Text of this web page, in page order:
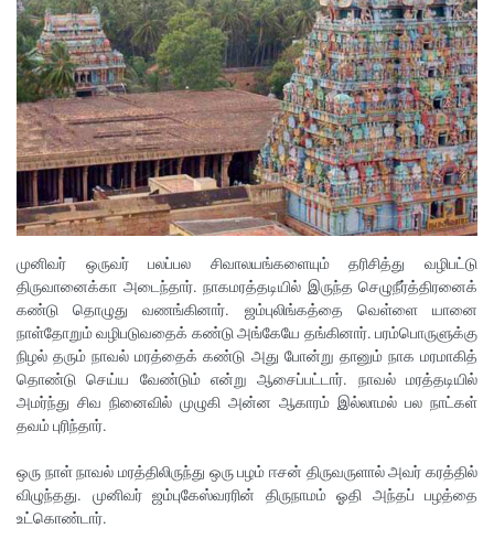
முனிவர் ஒருவர் பலப்பல சிவாலயங்களையும் தரிசித்து வழிபட்டு
திருவானைக்கா அடைந்தார். நாகமரத்தடியில் இருந்த செழுநீர்த்திரனைக்
கண்டு தொழுது வணங்கினார். ஜம்புலிங்கத்தை வெள்ளை யானை
நாள்தோறும் வழிபடுவதைக் கண்டு அங்கேயே தங்கினார். பரம்பொருளுக்கு
நிழல் தரும் நாவல் மரத்தைக் கண்டு அது போன்று தானும் நாக மரமாகித்
தொண்டு செய்ய வேண்டும் என்று ஆசைப்பட்டார். நாவல் மரத்தடியில்
அமர்ந்து சிவ நினைவில் முழுகி அன்ன ஆகாரம் இல்லாமல் பல நாட்கள்
தவம் புரிந்தார்.
ஒரு நாள் நாவல் மரத்திலிருந்து ஒரு பழம் ஈசன் திருவருளால் அவர் கரத்தில்
விழுந்தது. முனிவர் ஜம்புகேஸ்வரரின் திருநாமம் ஓதி அந்தப் பழத்தை
உட்கொண்டார்.